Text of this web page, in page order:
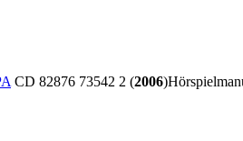
CD 82876 73542 2 (2006)